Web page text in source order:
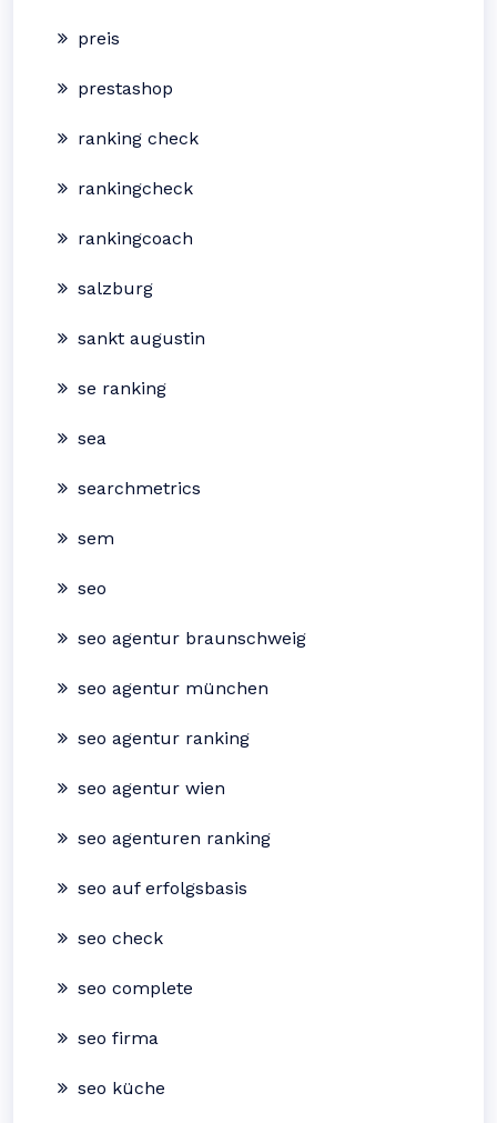
preis
prestashop
ranking check
rankingcheck
rankingcoach
salzburg
sankt augustin
se ranking
sea
searchmetrics
sem
seo
seo agentur braunschweig
seo agentur münchen
seo agentur ranking
seo agentur wien
seo agenturen ranking
seo auf erfolgsbasis
seo check
seo complete
seo firma
seo küche